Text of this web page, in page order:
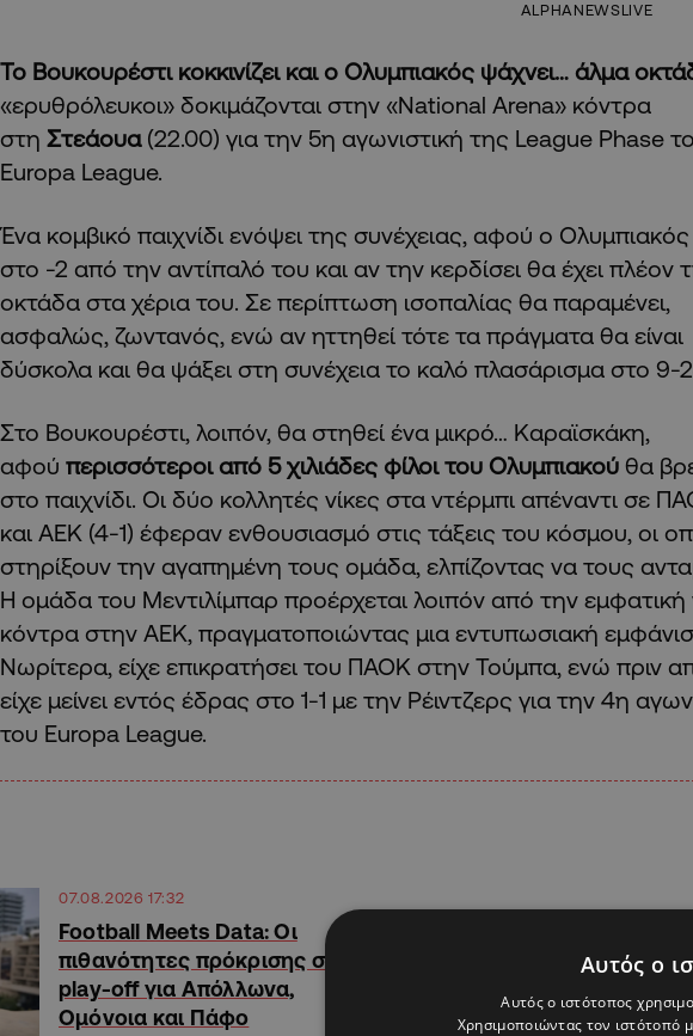
ALPHANEWSLIVE
Το Βουκουρέστι κοκκινίζει και ο Ολυμπιακός ψάχνει… άλμα
«ερυθρόλευκοι» δοκιμάζονται στην «National Arena» κόντρα
στη Στεάουα (22.00) για την 5η αγωνιστική της League Phase
Europa League.
Ένα κομβικό παιχνίδι ενόψει της συνέχειας, αφού ο Ολυμπιακός
στο -2 από την αντίπαλό του και αν την κερδίσει θα έχει πλέον
οκτάδα στα χέρια του. Σε περίπτωση ισοπαλίας θα παραμένει,
ασφαλώς, ζωντανός, ενώ αν ηττηθεί τότε τα πράγματα θα είναι
δύσκολα και θα ψάξει στη συνέχεια το καλό πλασάρισμα στο 9-
Στο Βουκουρέστι, λοιπόν, θα στηθεί ένα μικρό… Καραϊσκάκη,
αφού περισσότεροι από 5 χιλιάδες φίλοι του Ολυμπιακού θα
στο παιχνίδι. Οι δύο κολλητές νίκες στα ντέρμπι απέναντι σε
και ΑΕΚ (4-1) έφεραν ενθουσιασμό στις τάξεις του κόσμου, οι
στηρίξουν την αγαπημένη τους ομάδα, ελπίζοντας να τους
Η ομάδα του Μεντιλίμπαρ προέρχεται λοιπόν από την εμφατική
κόντρα στην ΑΕΚ, πραγματοποιώντας μια εντυπωσιακή
Νωρίτερα, είχε επικρατήσει του ΠΑΟΚ στην Τούμπα, ενώ πριν
είχε μείνει εντός έδρας στο 1-1 με την Ρέιντζερς για την 4η
του Europa League.
07.08.2026 17:32
Football Meets Data: Οι
πιθανότητες πρόκρισης στα
play-off για Απόλλωνα,
Ομόνοια και Πάφο
Αυτός ο
Αυτός ο ιστότοπος
Χρησιμοποιώντας τον ιστότοπό